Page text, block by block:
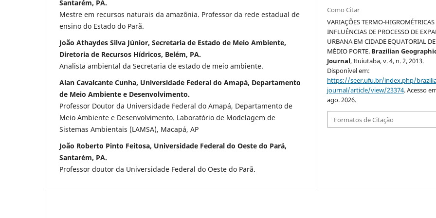
Santarém, PA.
Mestre em recursos naturais da amazônia. Professor da rede estadual de
ensino do Estado do Parã.
João Athaydes Silva Júnior, Secretaria de Estado de Meio Ambiente,
Diretoria de Recursos Hídricos, Belém, PA.
Analista ambiental da Secretaria de estado de meio ambiente.
Alan Cavalcante Cunha, Universidade Federal do Amapá, Departamento
de Meio Ambiente e Desenvolvimento.
Professor Doutor da Universidade Federal do Amapá, Departamento de
Meio Ambiente e Desenvolvimento. Laboratório de Modelagem de
Sistemas Ambientais (LAMSA), Macapá, AP
João Roberto Pinto Feitosa, Universidade Federal do Oeste do Pará,
Santarém, PA.
Professor doutor da Universidade Federal do Oeste do Parã.
Como Citar
VARIAÇÕES TERMO-HIGROMÉTRICAS
INFLUÊNCIAS DE PROCESSO DE
URBANA EM CIDADE EQUATORIAL DE
MÉDIO PORTE. Brazilian
Journal, Ituiutaba, v. 4, n. 2, 2013.
Disponível em:
https://seer.ufu.br/index.php/
journal/article/view/23374. Acesso
ago. 2026.
Formatos de Citação